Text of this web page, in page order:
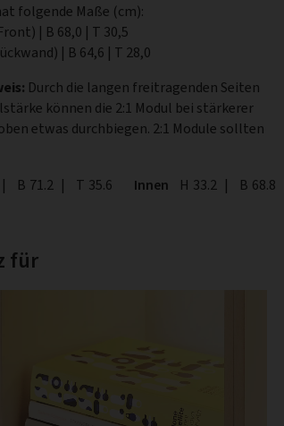
folgende Maße (cm):
| B 68,0 | T 30,5
| B 64,6 | T 28,0
Durch die langen freitragenden Seiten
können die 2:1 Modul bei stärkerer
etwas durchbiegen. 2:1 Module sollten
| Breite
B 71.2 | Tiefe
T 35.6 Innen Höhe
H 33.2 | Breite
B 68.8
für